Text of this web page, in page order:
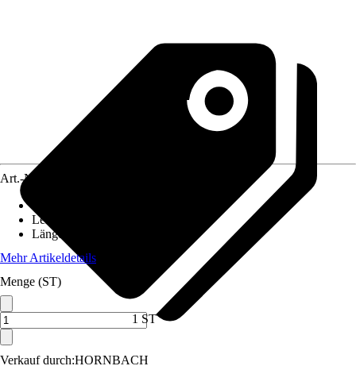
Verkauf durch:HORNBACH
Art.-Nr.
Leistung
Länge
Mehr Artikeldetails
Menge (ST)
1 ST